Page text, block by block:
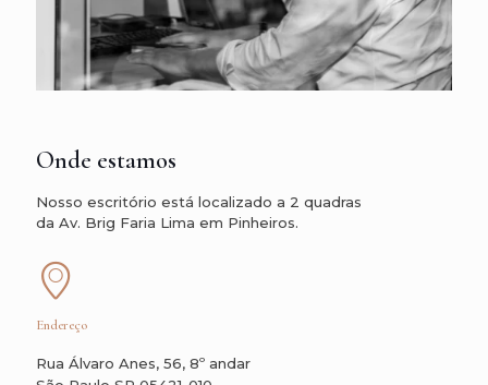
Onde estamos
Nosso escritório está localizado a 2 quadras
da Av. Brig Faria Lima em Pinheiros.
Endereço
Rua Álvaro Anes, 56, 8º andar